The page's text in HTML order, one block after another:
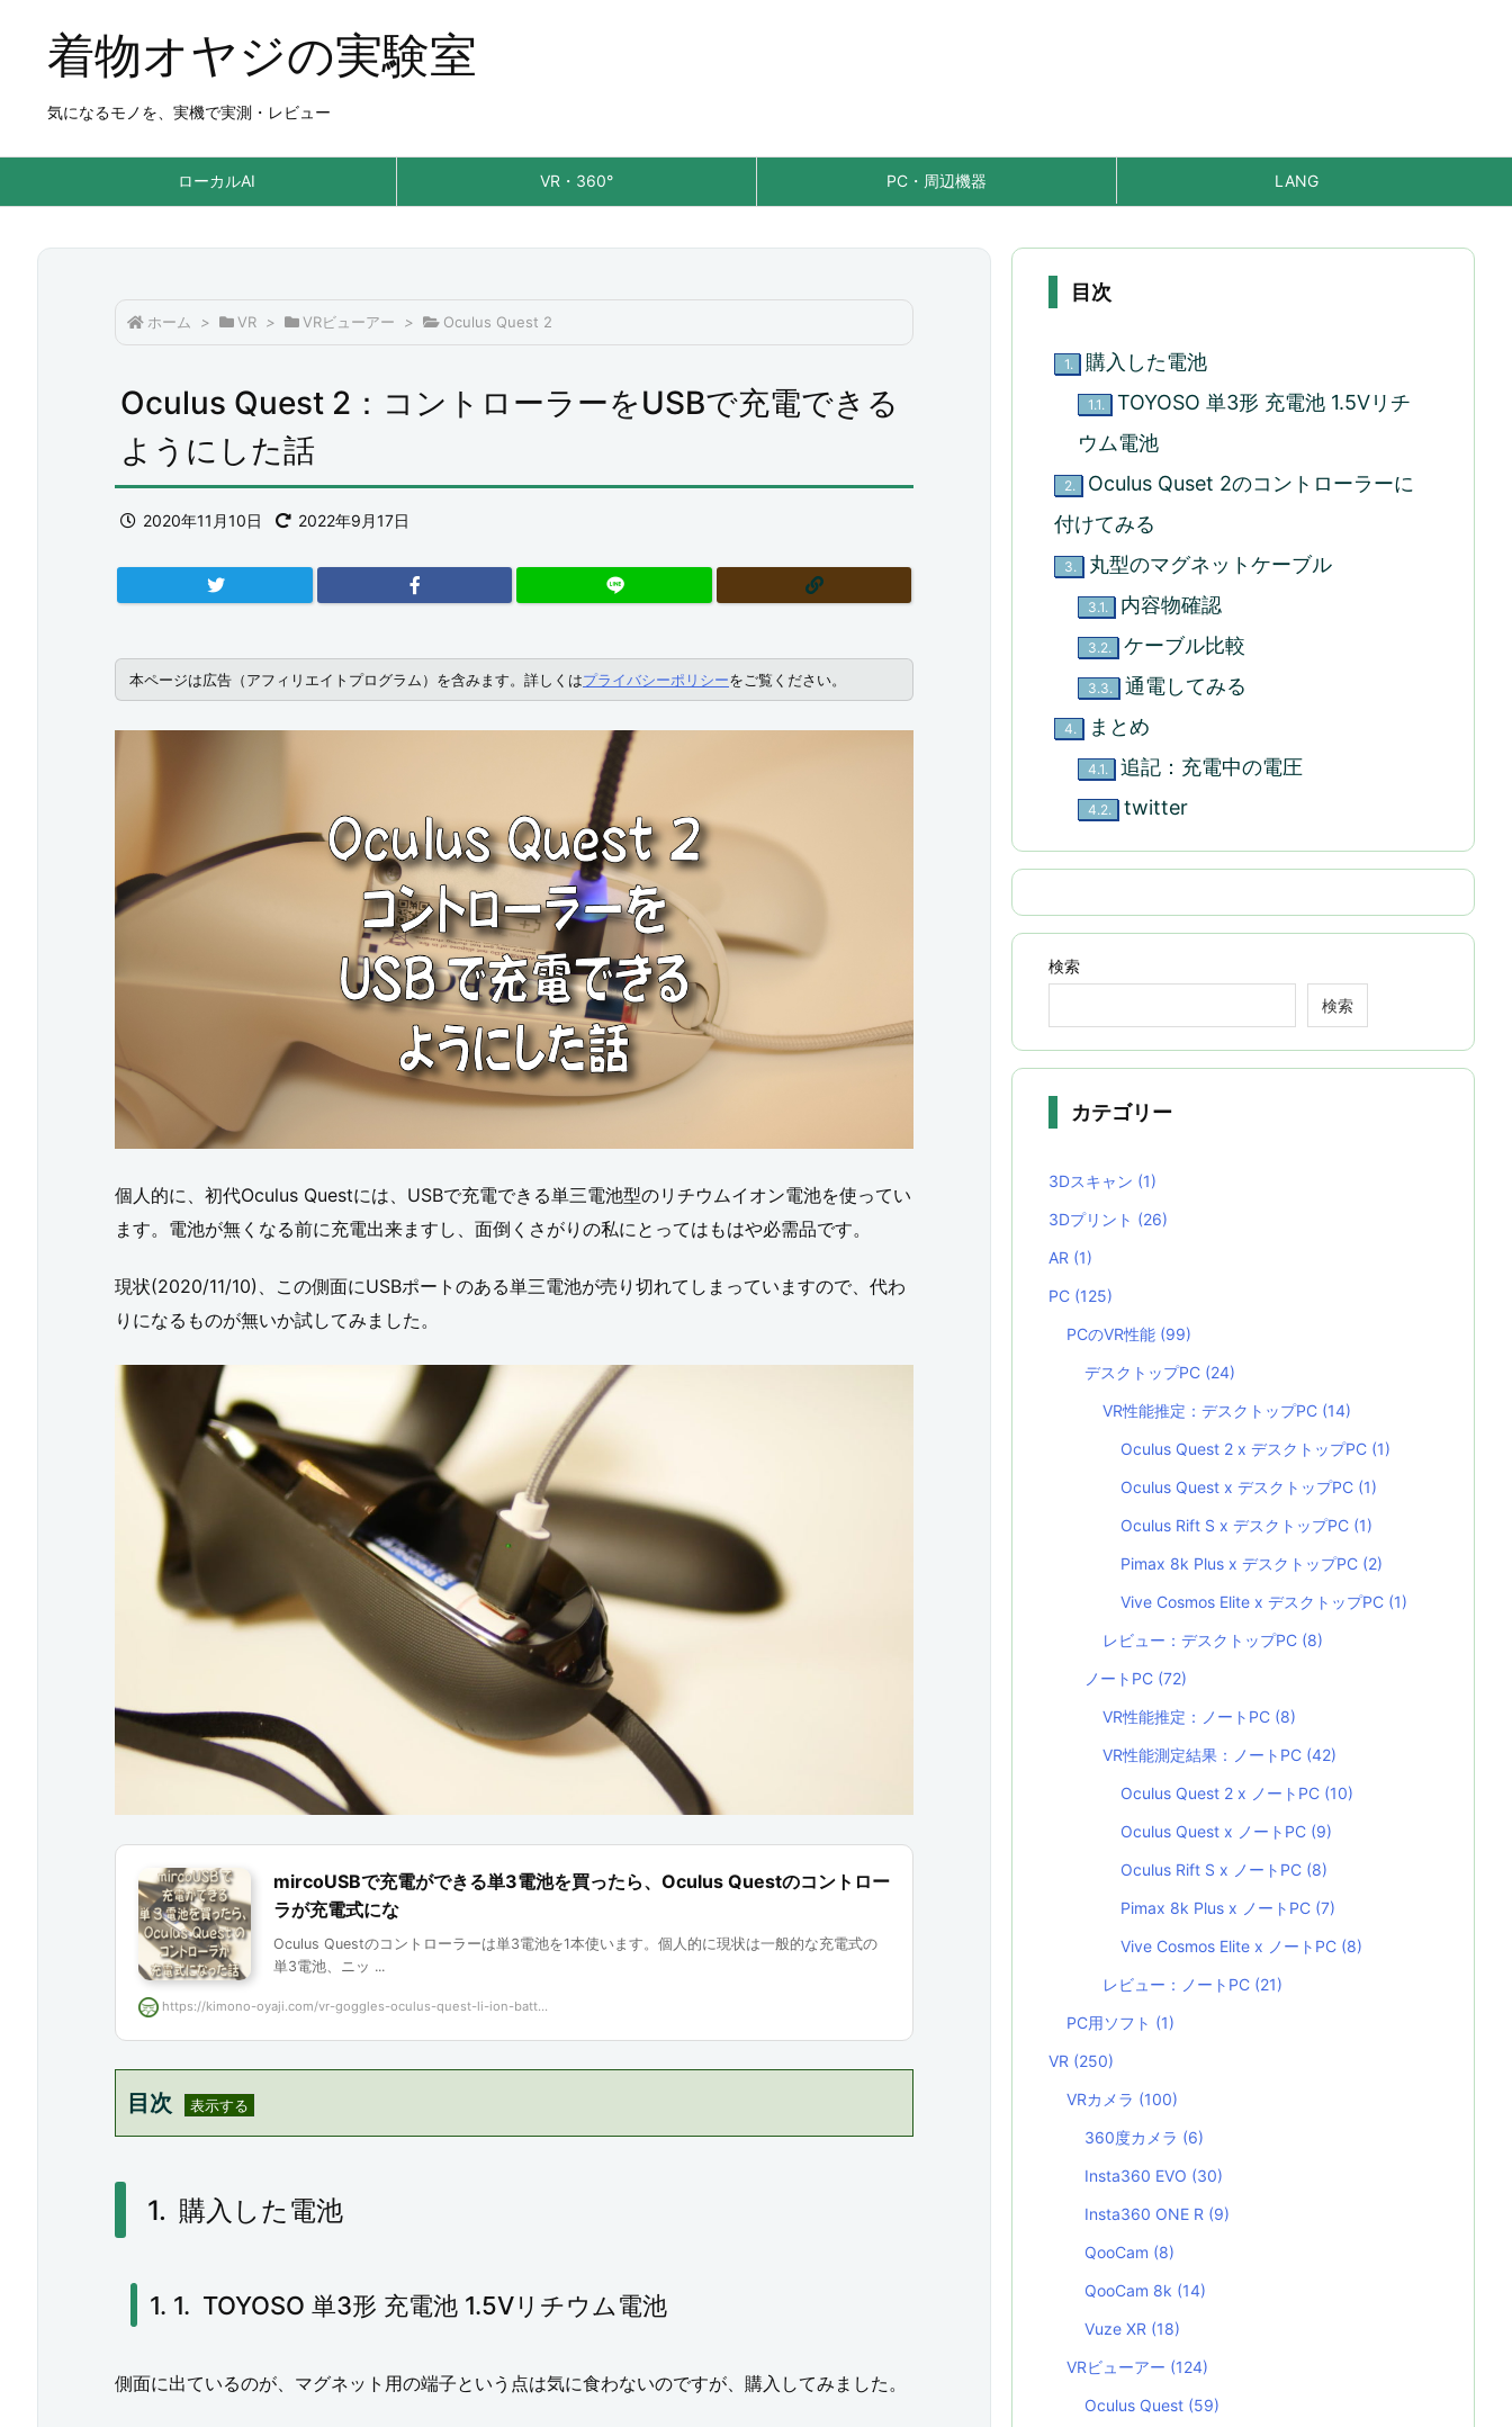
着物オヤジの実験室
気になるモノを、実機で実測・レビュー
ローカルAI VR・360° PC・周辺機器 LANG
ホーム > VR > VRビューアー > Oculus Quest 2
Oculus Quest 2：コントローラーをUSBで充電できる
ようにした話
2020年11月10日 2022年9月17日
本ページは広告（アフィリエイトプログラム）を含みます。詳しくはプライバシーポリシーをご覧ください。
個人的に、初代Oculus Questには、USBで充電できる単三電池型のリチウムイオン電池を使ってい
ます。電池が無くなる前に充電出来ますし、面倒くさがりの私にとってはもはや必需品です。
現状(2020/11/10)、この側面にUSBポートのある単三電池が売り切れてしまっていますので、代わ
りになるものが無いか試してみました。
mircoUSBで充電ができる単3電池を買ったら、Oculus Questのコントロー
ラが充電式にな
Oculus Questのコントローラーは単3電池を1本使います。個人的に現状は一般的な充電式の
単3電池、ニッ ...
https://kimono-oyaji.com/vr-goggles-oculus-quest-li-ion-batt...
目次
入
た
池
購入した電池
TOYOSO 単3形 充電池 1.5Vリチウム電池
側面に出ているのが、マグネット用の端子という点は気に食わないのですが、購入してみました。
目次
1. 購入した電池
1.1. TOYOSO 単3形 充電池 1.5Vリチ
ウム電池
2. Oculus Quset 2のコントローラーに
付けてみる
3. 丸型のマグネットケーブル
3.1. 内容物確認
3.2. ケーブル比較
3.3. 通電してみる
4. まとめ
4.1. 追記：充電中の電圧
4.2. twitter
検索
検索
カテゴリー
3Dスキャン (1)
3Dプリント (26)
AR (1)
PC (125)
PCのVR性能 (99)
デスクトップPC (24)
VR性能推定：デスクトップPC (14)
Oculus Quest 2 x デスクトップPC (1)
Oculus Quest x デスクトップPC (1)
Oculus Rift S x デスクトップPC (1)
Pimax 8k Plus x デスクトップPC (2)
Vive Cosmos Elite x デスクトップPC (1)
レビュー：デスクトップPC (8)
ノートPC (72)
VR性能推定：ノートPC (8)
VR性能測定結果：ノートPC (42)
Oculus Quest 2 x ノートPC (10)
Oculus Quest x ノートPC (9)
Oculus Rift S x ノートPC (8)
Pimax 8k Plus x ノートPC (7)
Vive Cosmos Elite x ノートPC (8)
レビュー：ノートPC (21)
PC用ソフト (1)
VR (250)
VRカメラ (100)
360度カメラ (6)
Insta360 EVO (30)
Insta360 ONE R (9)
QooCam (8)
QooCam 8k (14)
Vuze XR (18)
VRビューアー (124)
Oculus Quest (59)